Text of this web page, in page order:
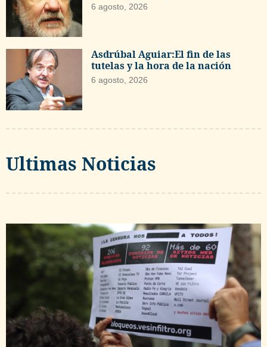
6 agosto, 2026
Asdrúbal Aguiar:El fin de las
tutelas y la hora de la nación
6 agosto, 2026
Ultimas Noticias